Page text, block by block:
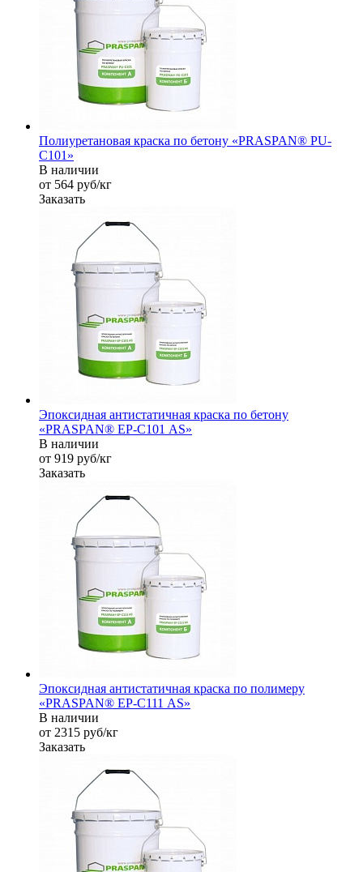
Полиуретановая краска по бетону «PRASPAN® PU-
C101»
В наличии
от 564 руб/кг
Заказать
Эпоксидная антистатичная краска по бетону
«PRASPAN® EP-С101 AS»
В наличии
от 919 руб/кг
Заказать
Эпоксидная антистатичная краска по полимеру
«PRASPAN® EP-С111 AS»
В наличии
от 2315 руб/кг
Заказать